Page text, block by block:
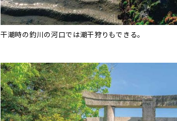
干潮時の釣川の河口では潮干狩りもできる。